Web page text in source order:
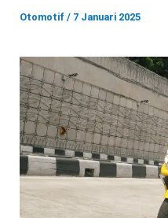
Otomotif / 7 Januari 2025